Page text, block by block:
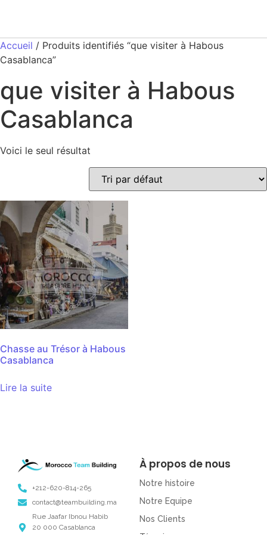
Accueil / Produits identifiés “que visiter à Habous
Casablanca”
que visiter à Habous
Casablanca
Voici le seul résultat
Chasse au Trésor à Habous
Casablanca
Lire la suite
+212-620-814-265
contact@teambuilding.ma
Rue Jaafar Ibnou Habib
20 000 Casablanca
À propos de nous
Notre histoire
Notre Equipe
Nos Clients